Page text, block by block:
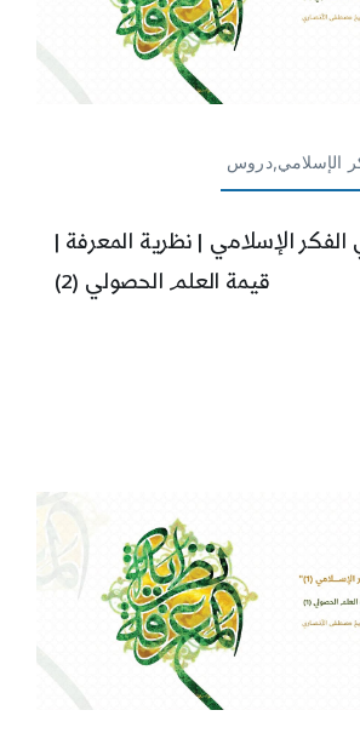
الإسلامي,دروس
الفكر الإسلامي | نظرية المعرفة |
قيمة العلم الحصولي (2)